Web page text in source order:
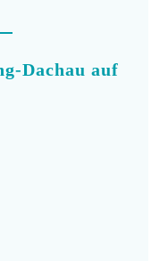
Dachau auf